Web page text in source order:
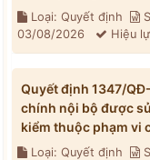
Loại: Quyết định
03/08/2026
Hiệu
Quyết định 1347/
chính nội bộ được
kiểm thuộc phạm vi
Loại: Quyết định